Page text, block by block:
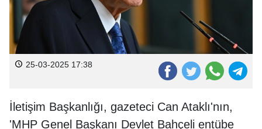
25-03-2025 17:38
İletişim Başkanlığı, gazeteci Can Ataklı'nın,
'MHP Genel Başkanı Devlet Bahçeli entübe